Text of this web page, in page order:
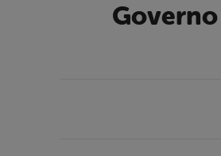
Governo Municipal de Itapetim segue com serviço de